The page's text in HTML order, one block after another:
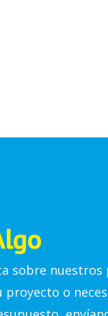
sobre
proyecto o